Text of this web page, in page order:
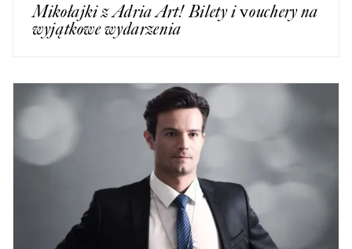
Mikołajki z Adria Art! Bilety i vouchery na
wyjątkowe wydarzenia